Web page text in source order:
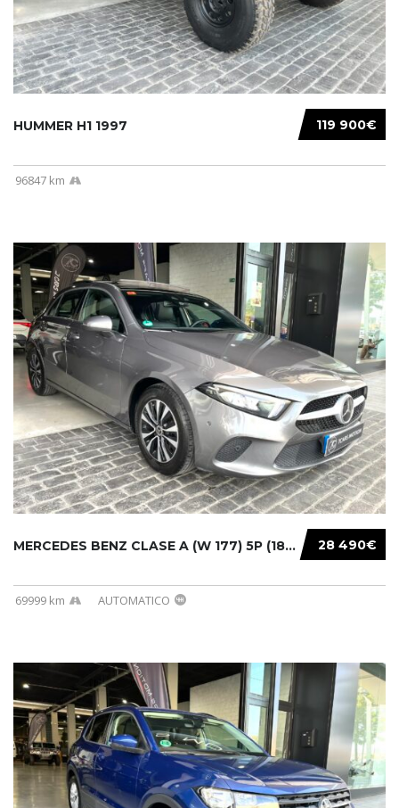
119 900€
HUMMER H1 1997
96847 km
28 490€
MERCEDES BENZ CLASE A (W 177) 5P (18-) 2020....
69999 km AUTOMATICO